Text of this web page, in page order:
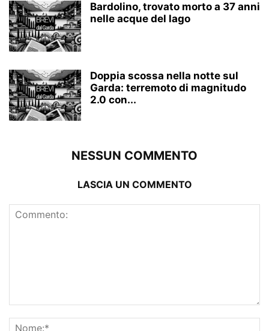
Bardolino, trovato morto a 37 anni
nelle acque del lago
Doppia scossa nella notte sul
Garda: terremoto di magnitudo
2.0 con...
NESSUN COMMENTO
LASCIA UN COMMENTO